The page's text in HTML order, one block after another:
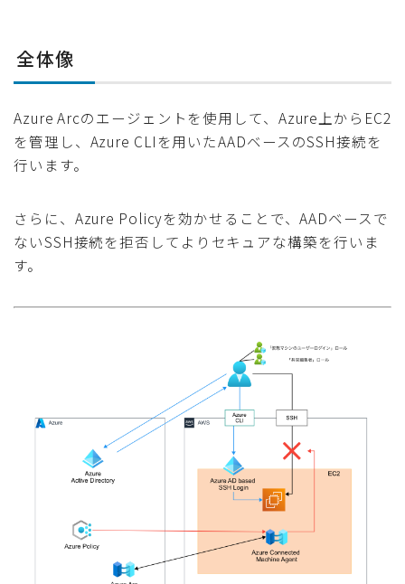
全体像
Azure Arcのエージェントを使用して、Azure上からEC2
を管理し、Azure CLIを用いたAADベースのSSH接続を
行います。
さらに、Azure Policyを効かせることで、AADベースで
ないSSH接続を拒否してよりセキュアな構築を行いま
す。